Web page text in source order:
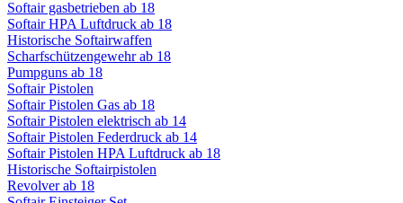
Softair gasbetrieben ab 18
Softair HPA Luftdruck ab 18
Historische Softairwaffen
Scharfschützengewehr ab 18
Pumpguns ab 18
Softair Pistolen
Softair Pistolen Gas ab 18
Softair Pistolen elektrisch ab 14
Softair Pistolen Federdruck ab 14
Softair Pistolen HPA Luftdruck ab 18
Historische Softairpistolen
Revolver ab 18